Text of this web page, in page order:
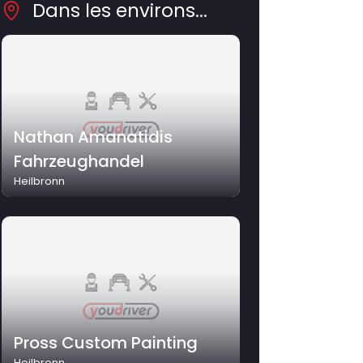
Dans les environs...
Nathan Amanatidis
Fahrzeughandel
Heilbronn
Pross Custom Painting